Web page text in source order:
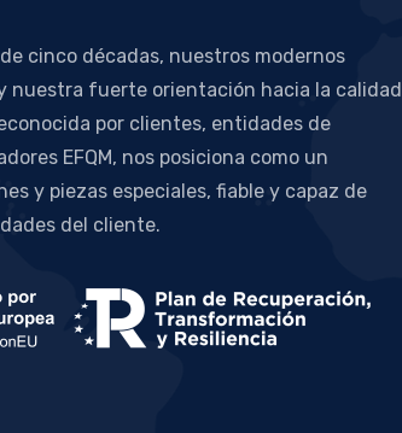
cinco décadas, nuestros modernos
nuestra fuerte orientación hacia la calidad
por clientes, entidades de
EFQM, nos posiciona como un
y piezas especiales, fiable y capaz de
del cliente.